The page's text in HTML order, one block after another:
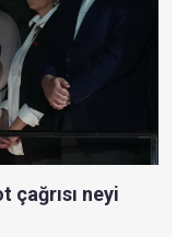
neyi